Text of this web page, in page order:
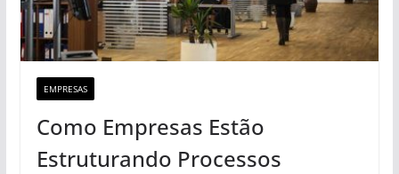
EMPRESAS
Como Empresas Estão
Estruturando Processos